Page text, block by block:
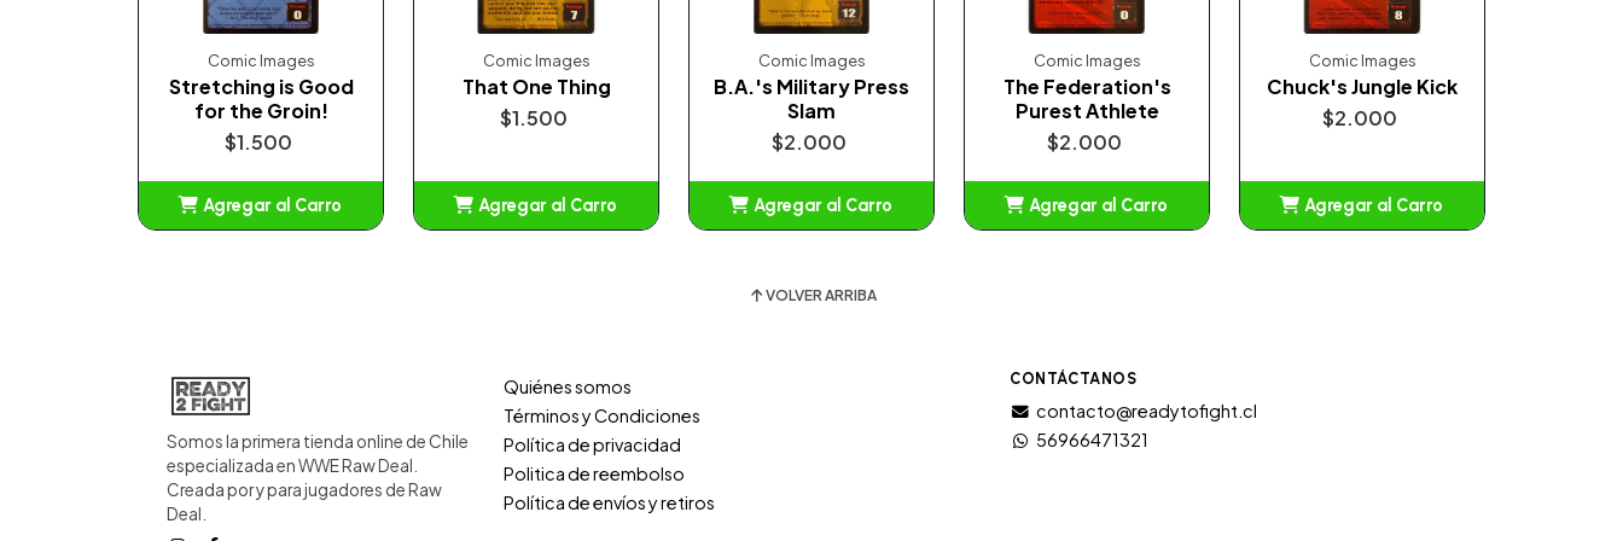
Comic Images
Stretching is Good
for the Groin!
$1.500
Agregar al Carro
Comic Images
That One Thing
$1.500
Agregar al Carro
Comic Images
B.A.'s Military Press
Slam
$2.000
Agregar al Carro
Comic Images
The Federation's
Purest Athlete
$2.000
Agregar al Carro
Comic Images
Chuck's Jungle Kick
$2.000
Agregar al Carro
VOLVER ARRIBA
Somos la primera tienda online de Chile
especializada en WWE Raw Deal.
Creada por y para jugadores de Raw
Deal.
Quiénes somos
Términos y Condiciones
Política de privacidad
Politica de reembolso
Política de envíos y retiros
CONTÁCTANOS
contacto@readytofight.cl
56966471321